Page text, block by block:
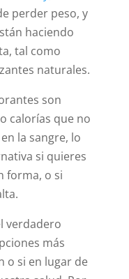
perder peso, y
haciendo
tal como
naturales.
son
calorías que no
la sangre, lo
si quieres
forma, o si
verdadero
más
o si en lugar de